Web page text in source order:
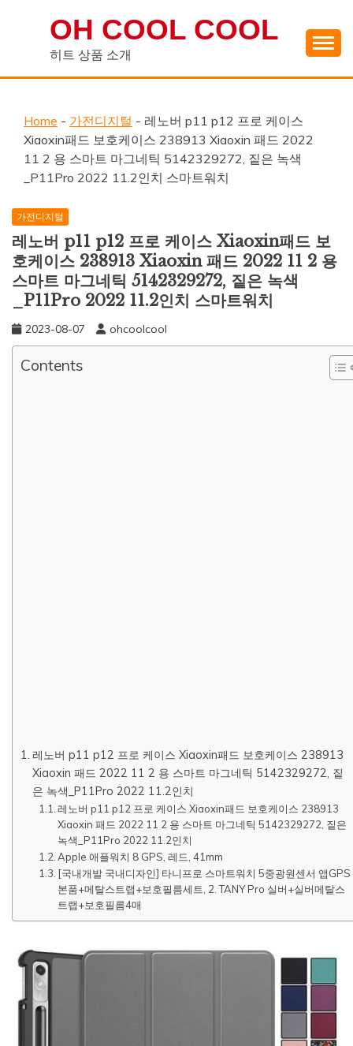
OH COOL COOL
히트 상품 소개
Home - 가전디지털 - 레노버 p11 p12 프로 케이스
Xiaoxin패드 보호케이스 238913 Xiaoxin 패드 2022
11 2 용 스마트 마그네틱 5142329272, 짙은 녹색
_P11Pro 2022 11.2인치 스마트워치
가전디지털
레노버 p11 p12 프로 케이스 Xiaoxin패드 보
호케이스 238913 Xiaoxin 패드 2022 11 2 용
스마트 마그네틱 5142329272, 짙은 녹색
_P11Pro 2022 11.2인치 스마트워치
2023-08-07 ohcoolcool
Contents
레노버 p11 p12 프로 케이스 Xiaoxin패드 보호케이스 238913
Xiaoxin 패드 2022 11 2 용 스마트 마그네틱 5142329272, 짙
은 녹색_P11Pro 2022 11.2인치
레노버 p11 p12 프로 케이스 Xiaoxin패드 보호케이스 238913
Xiaoxin 패드 2022 11 2 용 스마트 마그네틱 5142329272, 짙은
녹색_P11Pro 2022 11.2인치
Apple 애플워치 8 GPS, 레드, 41mm
[국내개발 국내디자인] 타니프로 스마트워치 5중광원센서 앱GPS
본품+메탈스트랩+보호필름세트, 2. TANY Pro 실버+실버메탈스
트랩+보호필름4매